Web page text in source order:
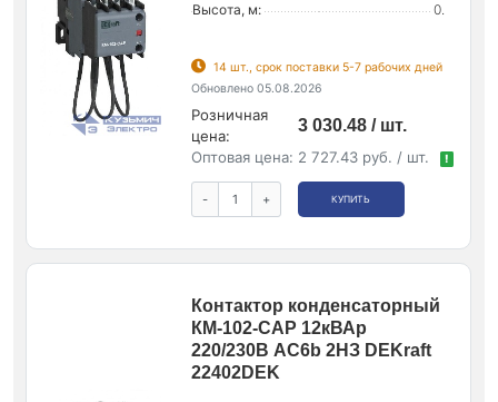
Высота, м:
0.
14 шт., срок поставки 5-7 рабочих дней
Обновлено 05.08.2026
Розничная
цена:
3 030.48 / шт.
Оптовая цена: 2 727.43 руб. / шт. !
- + КУПИТЬ
Контактор конденсаторный
КМ-102-CAP 12кВАр
220/230В AC6b 2НЗ DEKraft
22402DEK